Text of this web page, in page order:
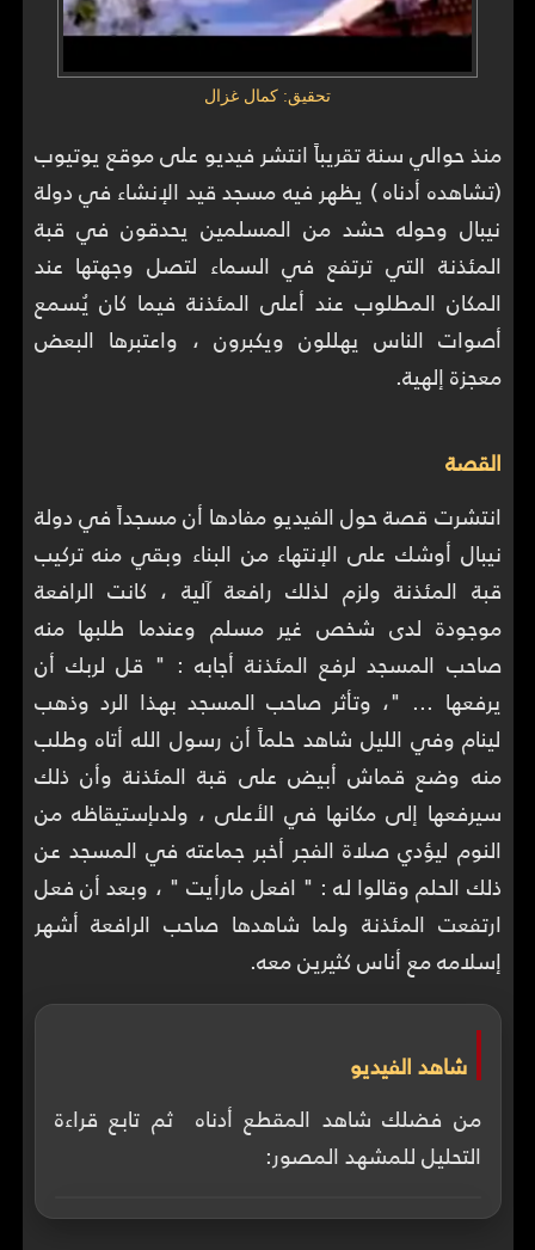
تحقيق: كمال غزال
منذ حوالي سنة تقريباً انتشر فيديو على موقع يوتيوب
(تشاهده أدناه ) يظهر فيه مسجد قيد الإنشاء في دولة
نيبال وحوله حشد من المسلمين يحدقون في قبة
المئذنة التي ترتفع في السماء لتصل وجهتها عند
المكان المطلوب عند أعلى المئذنة فيما كان يُسمع
أصوات الناس يهللون ويكبرون ، واعتبرها البعض
معجزة إلهية.
القصة
انتشرت قصة حول الفيديو مفادها أن مسجداً في دولة
نيبال أوشك على الإنتهاء من البناء وبقي منه تركيب
قبة المئذنة ولزم لذلك رافعة آلية ، كانت الرافعة
موجودة لدى شخص غير مسلم وعندما طلبها منه
صاحب المسجد لرفع المئذنة أجابه : " قل لربك أن
يرفعها ... "، وتأثر صاحب المسجد بهذا الرد وذهب
لينام وفي الليل شاهد حلماً أن رسول الله أتاه وطلب
منه وضع قماش أبيض على قبة المئذنة وأن ذلك
سيرفعها إلى مكانها في الأعلى ، ولدىإستيقاظه من
النوم ليؤدي صلاة الفجر أخبر جماعته في المسجد عن
ذلك الحلم وقالوا له : " افعل مارأيت " ، وبعد أن فعل
ارتفعت المئذنة ولما شاهدها صاحب الرافعة أشهر
إسلامه مع أناس كثيرين معه.
شاهد الفيديو
من فضلك شاهد المقطع أدناه ثم تابع قراءة
التحليل للمشهد المصور: